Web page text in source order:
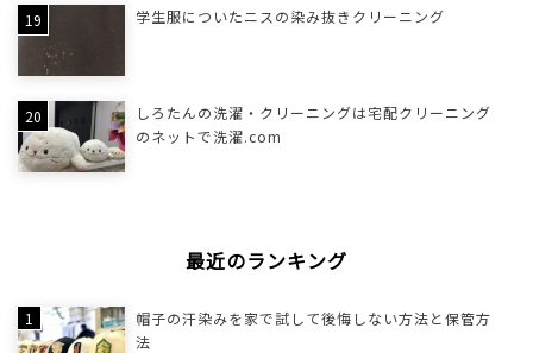
学生服についたニスの染み抜きクリーニング
しろたんの洗濯・クリーニングは宅配クリーニング
のネットで洗濯.com
最近のランキング
帽子の汗染みを家で試して後悔しない方法と保管方
法